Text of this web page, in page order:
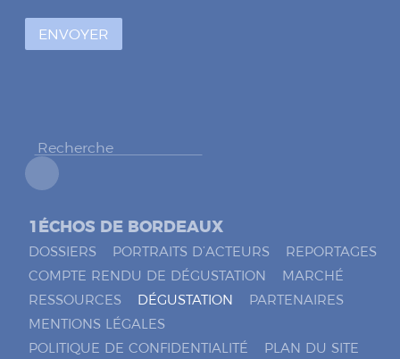
à
ENVOYER
1ÉCHOS DE BORDEAUX
DOSSIERS PORTRAITS D’ACTEURS
REPORTAGES
COMPTE RENDU DE DÉGUSTATION
MARCHÉ
RESSOURCES
DÉGUSTATION
PARTENAIRES
MENTIONS LÉGALES
POLITIQUE DE CONFIDENTIALITÉ
PLAN DU SITE